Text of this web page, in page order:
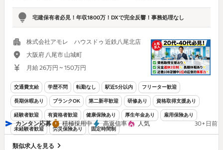
宅建保有者必見！年収1800万！DXで完全反響！事務処理なし
株式会社アモレ ハウスドゥ 近鉄八尾北店
大阪府 八尾市 山城町
月給 26万円 ~ 150万円
交通費支給 学歴不問 転勤なし 駅近5分以内 フリーター歓迎
長期休暇あり ブランクOK 第二新卒歓迎 研修あり 資格取得支援あり
経験者歓迎 有資格者歓迎 健康保険あり 厚生年金あり 雇用保険あり
未経験者歓迎 労災保険あり 固定時間制
カンタン応募 積極採用中 高返信率 人気 30+日前
類似求人を見る